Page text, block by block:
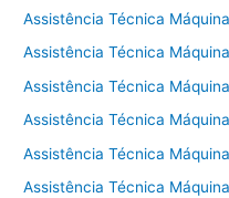
Assistência Técnica
Assistência Técnica
Assistência Técnica
Assistência Técnica
Assistência Técnica
Assistência Técnica